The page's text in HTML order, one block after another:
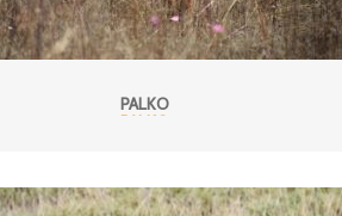
PALKO